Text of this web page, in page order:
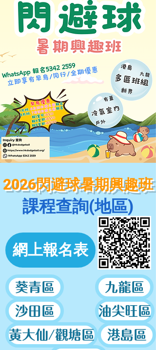
2026閃避球暑期興趣班
​課程查詢(地區)
網上報名表
葵青區
沙田區
黃大仙/觀塘區
九龍區
油尖旺區
港島區